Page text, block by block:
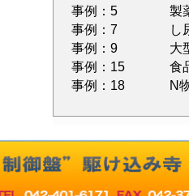
事例：5
製
事例：7
し
事例：9
大
事例：15
食
事例：18
N